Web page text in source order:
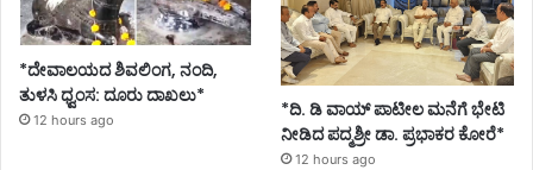
*ದೇವಾಲಯದ ಶಿವಲಿಂಗ, ನಂದಿ,
ತುಳಸಿ ಧ್ವಂಸ: ದೂರು ದಾಖಲು*
12 hours ago
*ದಿ. ಡಿ ವಾಯ್ ಪಾಟೀಲ ಮನೆಗೆ ಭೇಟಿ
ನೀಡಿದ ಪದ್ಮಶ್ರೀ ಡಾ. ಪ್ರಭಾಕರ ಕೋರೆ*
12 hours ago